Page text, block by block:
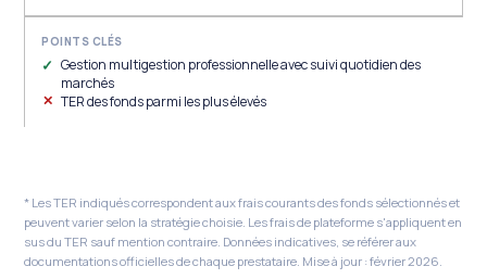
Gestion multigestion professionnelle avec suivi quotidien des
marchés
TER des fonds parmi les plus élevés
* Les TER indiqués correspondent aux frais courants des fonds sélectionnés et
peuvent varier selon la stratégie choisie. Les frais de plateforme s'appliquent en
sus du TER sauf mention contraire. Données indicatives, se référer aux
documentations officielles de chaque prestataire. Mise à jour : février 2026.